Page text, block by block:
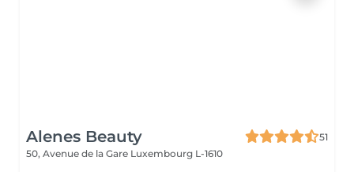
Alenes Beauty
51
50, Avenue de la Gare Luxembourg L-1610